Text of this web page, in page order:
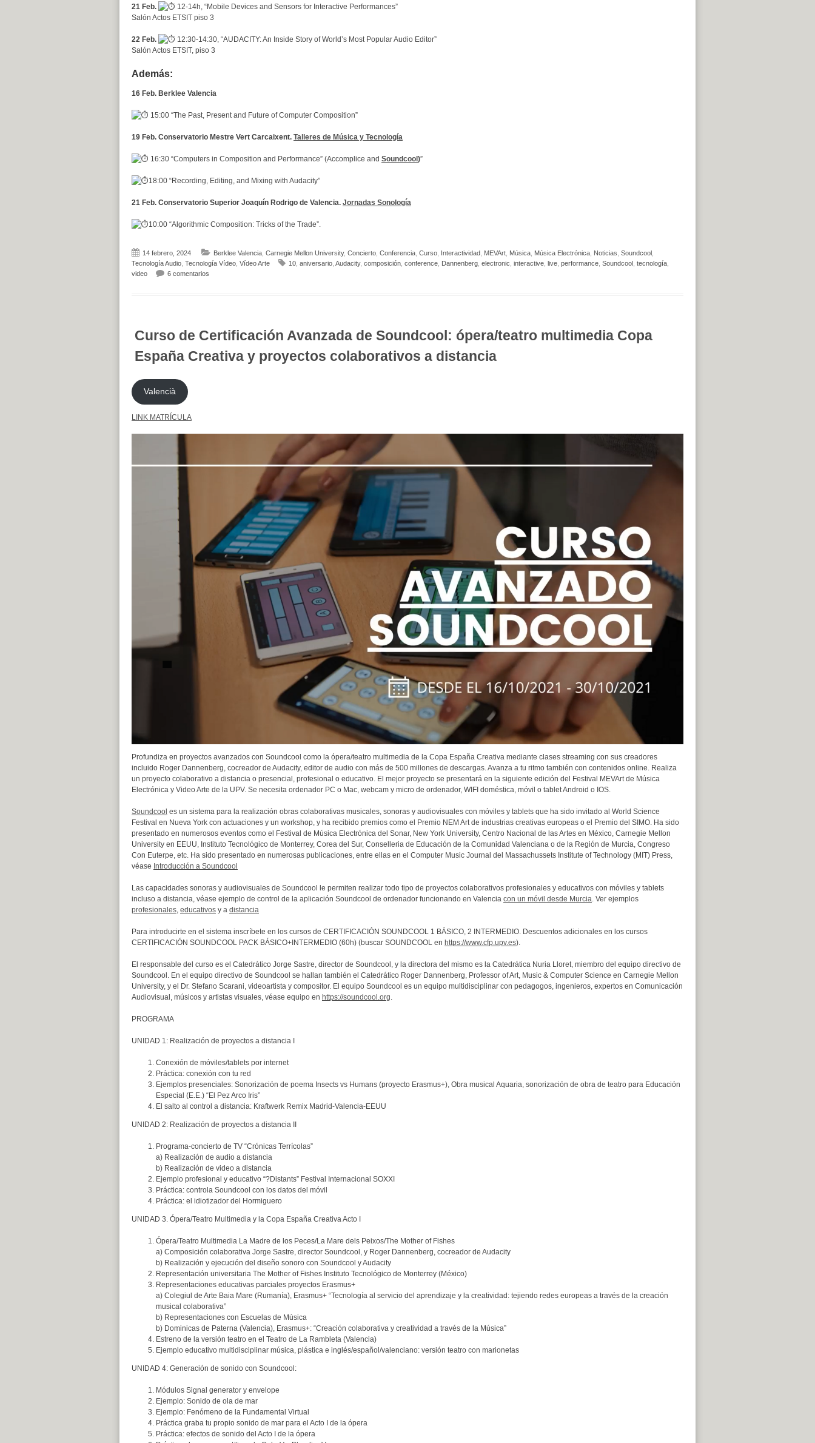
21 Feb.
12-14h, “Mobile Devices and Sensors for Interactive Performances”
Salón Actos ETSIT piso 3
22 Feb.
12:30-14:30, “AUDACITY: An Inside Story of World’s Most Popular Audio Editor”
Salón Actos ETSIT, piso 3
Además:
16 Feb. Berklee Valencia
15:00 “The Past, Present and Future of Computer Composition”
19 Feb. Conservatorio Mestre Vert Carcaixent. Talleres de Música y Tecnología
16:30 “Computers in Composition and Performance” (Accomplice and Soundcool)”
18:00 “Recording, Editing, and Mixing with Audacity”
21 Feb. Conservatorio Superior Joaquín Rodrigo de Valencia. Jornadas Sonología
10:00 “Algorithmic Composition: Tricks of the Trade”.
14 febrero, 2024 Berklee Valencia Carnegie Mellon University, Concierto Conferencia Curso Interactividad MEVArt Música Música Electrónica Noticias Soundcool
Tecnología Audio Tecnología Vídeo Vídeo Arte 10 aniversario Audacity, composición conference Dannenberg electronic interactive live performance Soundcool tecnología
video
6 comentarios
Curso de Certificación Avanzada de Soundcool: ópera/teatro multimedia Copa
España Creativa y proyectos colaborativos a distancia
Valencià
LINK MATRÍCULA
Profundiza en proyectos avanzados con Soundcool como la ópera/teatro multimedia de la Copa España Creativa mediante clases streaming con sus creadores
incluido Roger Dannenberg, cocreador de Audacity, editor de audio con más de 500 millones de descargas. Avanza a tu ritmo también con contenidos online. Realiza
un proyecto colaborativo a distancia o presencial, profesional o educativo. El mejor proyecto se presentará en la siguiente edición del Festival MEVArt de Música
Electrónica y Video Arte de la UPV. Se necesita ordenador PC o Mac, webcam y micro de ordenador, WIFI doméstica, móvil o tablet Android o IOS.
Soundcool es un sistema para la realización obras colaborativas musicales, sonoras y audiovisuales con móviles y tablets que ha sido invitado al World Science
Festival en Nueva York con actuaciones y un workshop, y ha recibido premios como el Premio NEM Art de industrias creativas europeas o el Premio del SIMO. Ha sido
presentado en numerosos eventos como el Festival de Música Electrónica del Sonar, New York University, Centro Nacional de las Artes en México, Carnegie Mellon
University en EEUU, Instituto Tecnológico de Monterrey, Corea del Sur, Conselleria de Educación de la Comunidad Valenciana o de la Región de Murcia, Congreso
Con Euterpe, etc. Ha sido presentado en numerosas publicaciones, entre ellas en el Computer Music Journal del Massachussets Institute of Technology (MIT) Press,
véase Introducción a Soundcool
Las capacidades sonoras y audiovisuales de Soundcool le permiten realizar todo tipo de proyectos colaborativos profesionales y educativos con móviles y tablets
incluso a distancia, véase ejemplo de control de la aplicación Soundcool de ordenador funcionando en Valencia con un móvil desde Murcia. Ver ejemplos
profesionales, educativos y a distancia
Para introducirte en el sistema inscríbete en los cursos de CERTIFICACIÓN SOUNDCOOL 1 BÁSICO, 2 INTERMEDIO. Descuentos adicionales en los cursos
CERTIFICACIÓN SOUNDCOOL PACK BÁSICO+INTERMEDIO (60h) (buscar SOUNDCOOL en https://www.cfp.upv.es).
El responsable del curso es el Catedrático Jorge Sastre, director de Soundcool, y la directora del mismo es la Catedrática Nuria Lloret, miembro del equipo directivo de
Soundcool. En el equipo directivo de Soundcool se hallan también el Catedrático Roger Dannenberg, Professor of Art, Music & Computer Science en Carnegie Mellon
University, y el Dr. Stefano Scarani, videoartista y compositor. El equipo Soundcool es un equipo multidisciplinar con pedagogos, ingenieros, expertos en Comunicación
Audiovisual, músicos y artistas visuales, véase equipo en https://soundcool.org.
PROGRAMA
UNIDAD 1: Realización de proyectos a distancia I
Conexión de móviles/tablets por internet
Práctica: conexión con tu red
Ejemplos presenciales: Sonorización de poema Insects vs Humans (proyecto Erasmus+), Obra musical Aquaria, sonorización de obra de teatro para Educación
Especial (E.E.) “El Pez Arco Iris”
El salto al control a distancia: Kraftwerk Remix Madrid-Valencia-EEUU
UNIDAD 2: Realización de proyectos a distancia II
Programa-concierto de TV “Crónicas Terrícolas”
a) Realización de audio a distancia
b) Realización de video a distancia
Ejemplo profesional y educativo “?Distants” Festival Internacional SOXXI
Práctica: controla Soundcool con los datos del móvil
Práctica: el idiotizador del Hormiguero
UNIDAD 3. Ópera/Teatro Multimedia y la Copa España Creativa Acto I
Ópera/Teatro Multimedia La Madre de los Peces/La Mare dels Peixos/The Mother of Fishes
a) Composición colaborativa Jorge Sastre, director Soundcool, y Roger Dannenberg, cocreador de Audacity
b) Realización y ejecución del diseño sonoro con Soundcool y Audacity
Representación universitaria The Mother of Fishes Instituto Tecnológico de Monterrey (México)
Representaciones educativas parciales proyectos Erasmus+
a) Colegiul de Arte Baia Mare (Rumanía), Erasmus+ “Tecnología al servicio del aprendizaje y la creatividad: tejiendo redes europeas a través de la creación
musical colaborativa”
b) Representaciones con Escuelas de Música
b) Dominicas de Paterna (Valencia), Erasmus+: “Creación colaborativa y creatividad a través de la Música”
Estreno de la versión teatro en el Teatro de La Rambleta (Valencia)
Ejemplo educativo multidisciplinar música, plástica e inglés/español/valenciano: versión teatro con marionetas
UNIDAD 4: Generación de sonido con Soundcool:
Módulos Signal generator y envelope
Ejemplo: Sonido de ola de mar
Ejemplo: Fenómeno de la Fundamental Virtual
Práctica graba tu propio sonido de mar para el Acto I de la ópera
Práctica: efectos de sonido del Acto I de la ópera